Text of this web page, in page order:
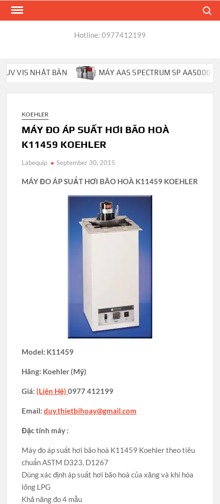
Skip
Hotline: 0977412199
VIS NHẬT BẢN MÁY AAS SPECTRUM SP AA5000 –
KOEHLER
MÁY ĐO ÁP SUẤT HƠI BÃO HOÀ
K11459 KOEHLER
Labequip September 30, 2015
MÁY ĐO ÁP SUẤT HƠI BÃO HOÀ K11459 KOEHLER
Model: K11459
Hãng: Koehler (Mỹ)
Giá:(Liên Hệ)0977 412199
Email:duy.thietbihoay@gmail.com
Đặc tính máy :
Máy đo áp suất hơi bão hoà K11459 Koehler theo tiêu
chuẩn ASTM D323, D1267
Dùng xác định áp suất hơi bão hoà của xăng và khí hóa
lỏng LPG
Khả năng đo 4 mẫu